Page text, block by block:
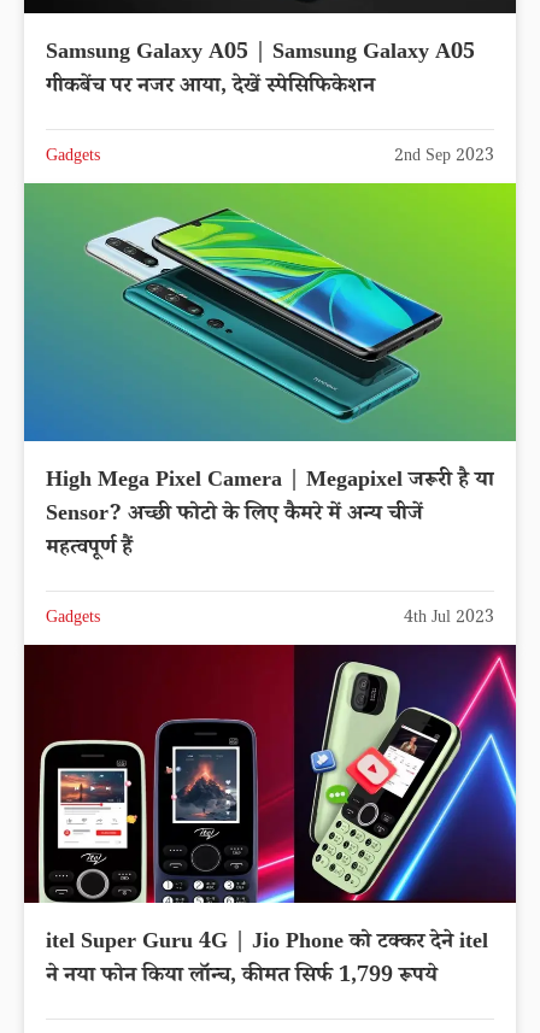
Samsung Galaxy A05 | Samsung Galaxy A05
गीकबेंच पर नजर आया, देखें स्पेसिफिकेशन
Gadgets 2nd Sep 2023
High Mega Pixel Camera | Megapixel जरूरी है या
Sensor? अच्छी फोटो के लिए कैमरे में अन्य चीजें
महत्वपूर्ण हैं
Gadgets 4th Jul 2023
itel Super Guru 4G | Jio Phone को टक्कर देने itel
ने नया फोन किया लॉन्च, कीमत सिर्फ 1,799 रूपये